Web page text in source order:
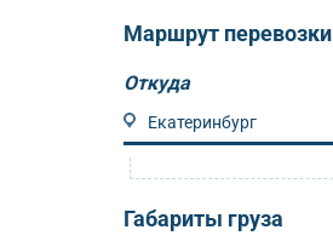
Маршрут перевозки
Откуда
Габариты груза